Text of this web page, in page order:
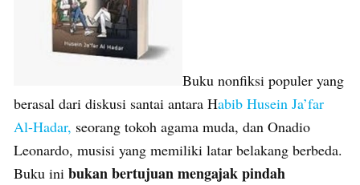
Buku nonfiksi populer yang
berasal dari diskusi santai antara Habib Husein Ja’far
Al-Hadar, seorang tokoh agama muda, dan Onadio
Leonardo, musisi yang memiliki latar belakang berbeda.
Buku ini bukan bertujuan mengajak pindah